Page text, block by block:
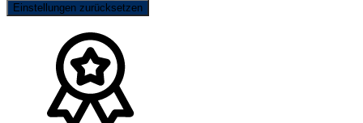
Einstellungen zurücksetzen